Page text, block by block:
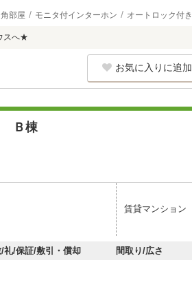
角部屋 モニタ付インターホン オートロック付き
スへ★
お気に入りに追加
Ｂ棟
賃貸マンション
礼/保証/敷引・償却 間取り/広さ